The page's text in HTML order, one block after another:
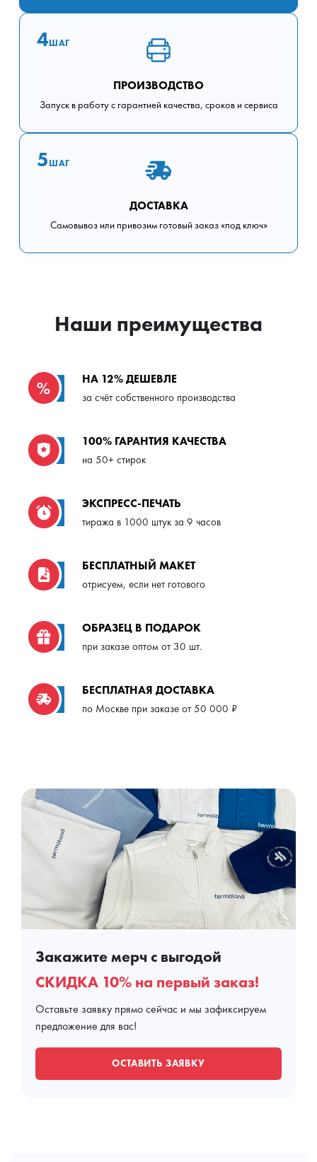
4ШАГ
ПРОИЗВОДСТВО
Запуск в работу с гарантией качества, сроков и сервиса
5ШАГ
ДОСТАВКА
Самовывоз или привозим готовый заказ «под ключ»
Наши преимущества
НА 12% ДЕШЕВЛЕ
за счёт собственного производства
100% ГАРАНТИЯ КАЧЕСТВА
на 50+ стирок
ЭКСПРЕСС-ПЕЧАТЬ
тиража в 1000 штук за 9 часов
БЕСПЛАТНЫЙ МАКЕТ
отрисуем, если нет готового
ОБРАЗЕЦ В ПОДАРОК
при заказе оптом от 30 шт.
БЕСПЛАТНАЯ ДОСТАВКА
по Москве при заказе от 50 000 ₽
Закажите мерч с выгодой
СКИДКА 10% на первый заказ!
Оставьте заявку прямо сейчас и мы зафиксируем
предложение для вас!
ОСТАВИТЬ ЗАЯВКУ